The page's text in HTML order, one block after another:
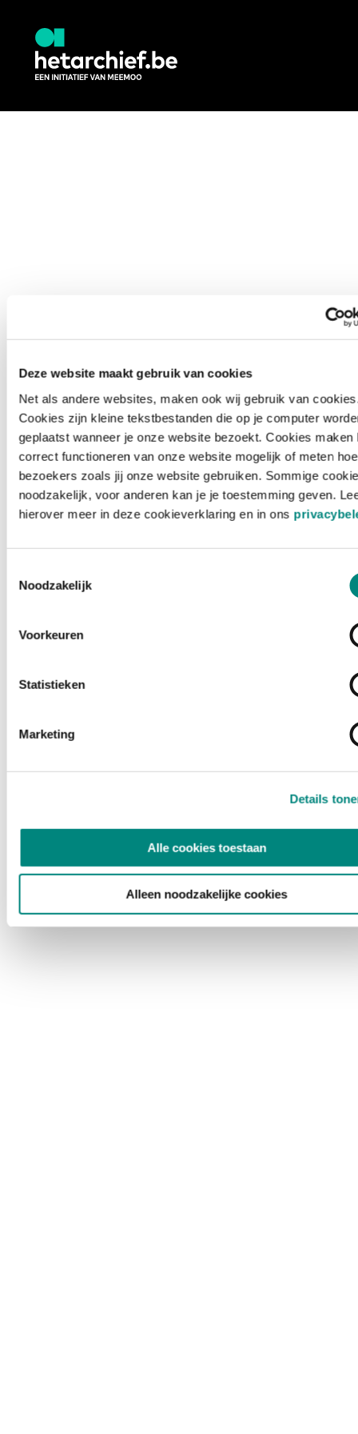
Deze website maakt gebruik van cookies
Net als andere websites, maken ook wij gebruik van
Cookies zijn kleine tekstbestanden die op je computer
geplaatst wanneer je onze website bezoekt. Cookies maken
correct functioneren van onze website mogelijk of meten hoe
bezoekers zoals jij onze website gebruiken. Sommige
noodzakelijk, voor anderen kan je je toestemming geven.
hierover meer in deze cookieverklaring en in ons
Noodzakelijk
Voorkeuren
Statistieken
Marketing
Details
Alle cookies toestaan
Alleen noodzakelijke cookies